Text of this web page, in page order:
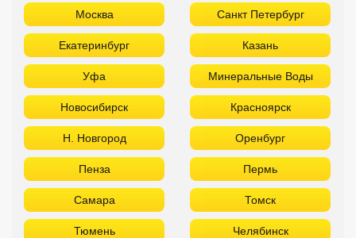
Москва Санкт Петербург
Екатеринбург Казань
Уфа Минеральные Воды
Новосибирск Красноярск
Н. Новгород Оренбург
Пенза Пермь
Самара Томск
Тюмень Челябинск